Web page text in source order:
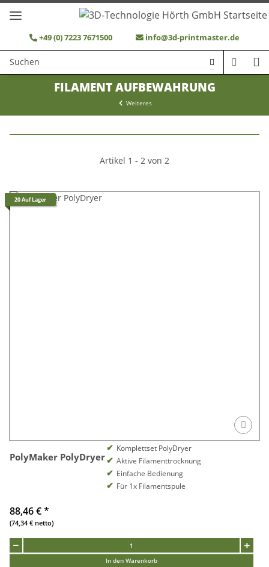
+49 (0) 7223 7671500 info@3d-printmaster.de
FILAMENT AUFBEWAHRUNG
Weiteres
Artikel 1 - 2 von 2
20 Auf Lager
PolyMaker PolyDryer
Komplettset PolyDryer
Aktive Filamenttrocknung
Einfache Bedienung
Für 1x Filamentspule
88,46 €*
(74,34 € netto)
In den Warenkorb